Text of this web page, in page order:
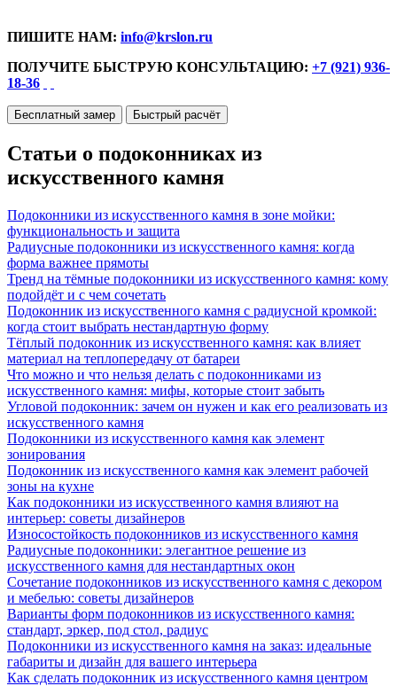
ПИШИТЕ НАМ: info@krslon.ru
ПОЛУЧИТЕ БЫСТРУЮ КОНСУЛЬТАЦИЮ: +7 (921) 936-
18-36
Бесплатный замер Быстрый расчёт
Статьи о подоконниках из
искусственного камня
Подоконники из искусственного камня в зоне мойки:
функциональность и защита
Радиусные подоконники из искусственного камня: когда
форма важнее прямоты
Тренд на тёмные подоконники из искусственного камня: кому
подойдёт и с чем сочетать
Подоконник из искусственного камня с радиусной кромкой:
когда стоит выбрать нестандартную форму
Тёплый подоконник из искусственного камня: как влияет
материал на теплопередачу от батареи
Что можно и что нельзя делать с подоконниками из
искусственного камня: мифы, которые стоит забыть
Угловой подоконник: зачем он нужен и как его реализовать из
искусственного камня
Подоконники из искусственного камня как элемент
зонирования
Подоконник из искусственного камня как элемент рабочей
зоны на кухне
Как подоконники из искусственного камня влияют на
интерьер: советы дизайнеров
Износостойкость подоконников из искусственного камня
Радиусные подоконники: элегантное решение из
искусственного камня для нестандартных окон
Сочетание подоконников из искусственного камня с декором
и мебелью: советы дизайнеров
Варианты форм подоконников из искусственного камня:
стандарт, эркер, под стол, радиус
Подоконники из искусственного камня на заказ: идеальные
габариты и дизайн для вашего интерьера
Как сделать подоконник из искусственного камня центром